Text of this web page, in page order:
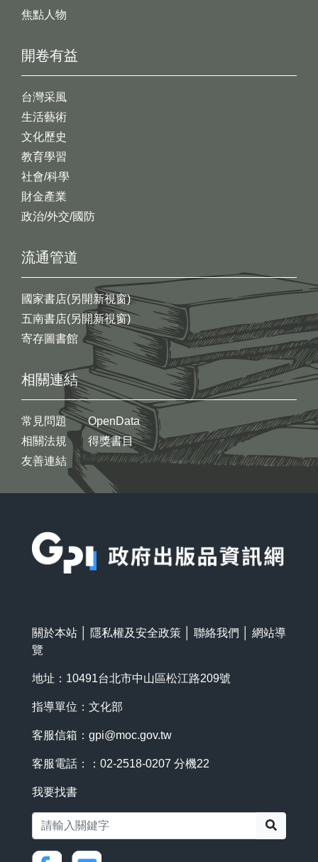
開卷有益
台灣采風
生活藝術
文化歷史
教育學習
社會/科學
財金產業
政治/外交/國防
焦點人物
流通管道
國家書店(另開新視窗)
五南書店(另開新視窗)
寄存圖書館
相關連結
常見問題
相關法規
友善連結
OpenData
得獎書目
關於本站 隱私權及安全政策 聯絡我們
網站導
覽
地址：10491台北市中山區松江路209號
指導單位：文化部
客服信箱： gpi@moc.gov.tw
客服電話：：02-2518-0207 分機22
我要找書